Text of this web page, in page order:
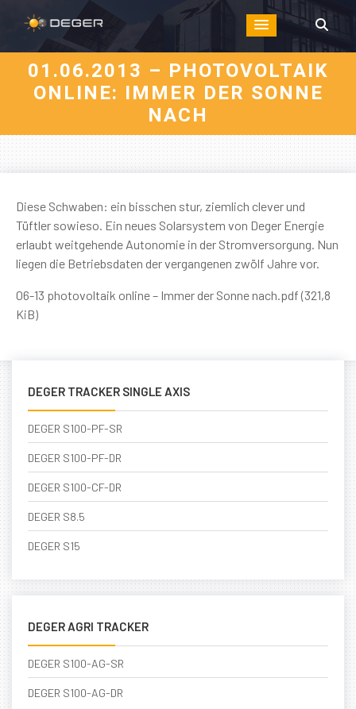
01.06.2013 – PHOTOVOLTAIK
ONLINE: IMMER DER SONNE
NACH
Diese Schwaben: ein bisschen stur, ziemlich clever und
Tüftler sowieso. Ein neues Solarsystem von Deger Energie
erlaubt weitgehende Autonomie in der Stromversorgung. Nun
liegen die Betriebsdaten der vergangenen zwölf Jahre vor.
06-13 photovoltaik online – Immer der Sonne nach.pdf (321,8
KiB)
DEGER TRACKER SINGLE AXIS
DEGER S100-PF-SR
DEGER S100-PF-DR
DEGER S100-CF-DR
DEGER S8.5
DEGER S15
DEGER AGRI TRACKER
DEGER S100-AG-SR
DEGER S100-AG-DR